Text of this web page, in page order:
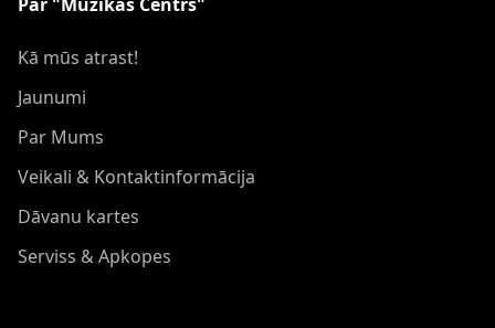
Kā mūs atrast!
Jaunumi
Par Mums
Veikali & Kontaktinformācija
Dāvanu kartes
Serviss & Apkopes